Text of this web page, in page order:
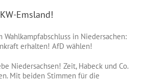
Emsland!
Wahlkampfabschluss in Niedersachen:
erhalten! AfD wählen!
Niedersachsen! Zeit, Habeck und Co.
Mit beiden Stimmen für die